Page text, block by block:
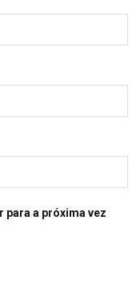
para a próxima vez